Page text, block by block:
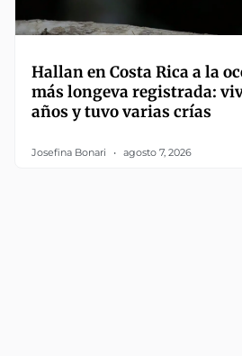
Hallan en Costa Rica a la
más longeva registrada:
años y tuvo varias crías
Josefina Bonari agosto 7, 2026